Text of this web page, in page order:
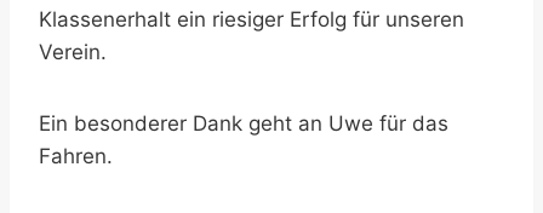
Klassenerhalt ein riesiger Erfolg für unseren
Verein.
Ein besonderer Dank geht an Uwe für das
Fahren.